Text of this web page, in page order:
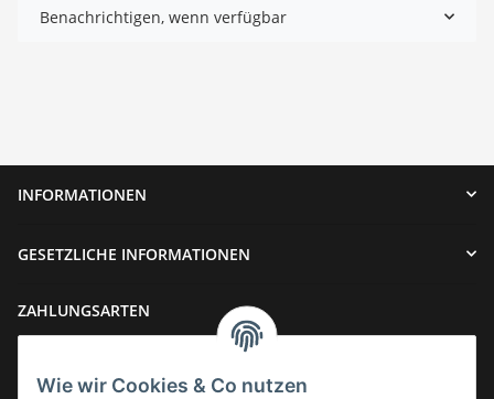
Benachrichtigen, wenn verfügbar
INFORMATIONEN
GESETZLICHE INFORMATIONEN
ZAHLUNGSARTEN
Wie wir Cookies & Co nutzen